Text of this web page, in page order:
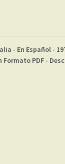
- En Español -
Formato PDF -